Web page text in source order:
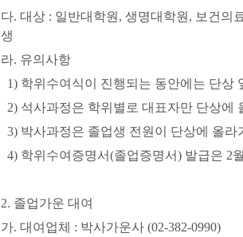
다. 대상 : 일반대학원, 생명대학원, 보건의
생
라. 유의사항
1) 학위수여식이 진행되는 동안에는 단상
2) 석사과정은 학위별로 대표자만 단상에
3) 박사과정은 졸업생 전원이 단상에 올
4) 학위수여증명서(졸업증명서) 발급은 2
2. 졸업가운 대여
가. 대여업체 : 박사가운사 (02-382-0990)